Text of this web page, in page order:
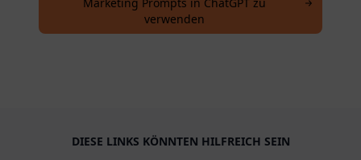
Marketing Prompts in ChatGPT zu
verwenden
DIESE LINKS KÖNNTEN HILFREICH SEIN